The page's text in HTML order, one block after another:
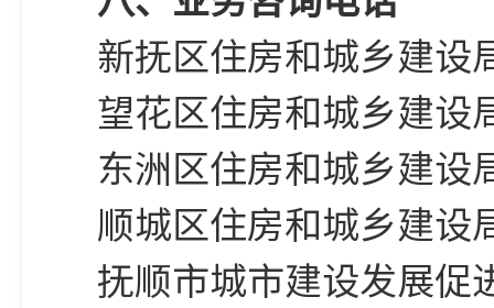
新抚区住房和城乡建设
望花区住房和城乡建设
东洲区住房和城乡建设
顺城区住房和城乡建设
抚顺市城市建设发展促